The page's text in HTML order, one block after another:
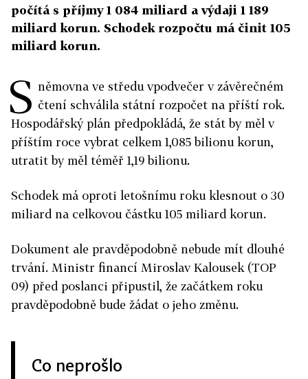
počítá s příjmy 1 084 miliard a výdaji 1 189
miliard korun. Schodek rozpočtu má činit 105
miliard korun.
S němovna ve středu vpodvečer v závěrečném
čtení schválila státní rozpočet na příští rok.
Hospodářský plán předpokládá, že stát by měl v
příštím roce vybrat celkem 1,085 bilionu korun,
utratit by měl téměř 1,19 bilionu.
Schodek má oproti letošnímu roku klesnout o 30
miliard na celkovou částku 105 miliard korun.
Dokument ale pravděpodobně nebude mít dlouhé
trvání. Ministr financí Miroslav Kalousek (TOP
09) před poslanci připustil, že začátkem roku
pravděpodobně bude žádat o jeho změnu.
Co neprošlo